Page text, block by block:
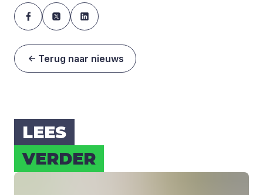
Terug naar nieuws
LEES
VER­DER